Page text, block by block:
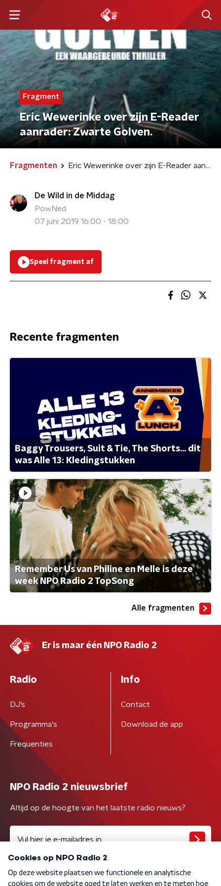
Fragment
Eric Wewerinke over zijn E-Reader
aanrader: Zwarte Golven.
Fragmenten Eric Wewerinke over zijn E-Reader aanrader: Zwarte Golven.
De Wild in de Middag
PowNed
07 juni 2019 16:00 - 18:00
Speel fragment af
Recente fragmenten
Baggy Trousers, Suit & Tie, The Shorts... dit
was Alle 13: Kledingstukken
Remember Us van Philine en Melle is deze
week NPO Radio 2 TopSong
Alle fragmenten
Er is maar één NPO Radio 2
Radio
DJ’s
Programma's
Frequenties
Info
Contact
Download de app
NPO Radio 2 nieuwsbrief
Altijd op de hoogte van het laatste radio nieuws?